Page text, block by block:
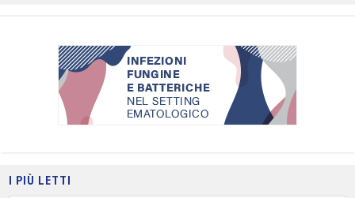
I PIÙ LETTI